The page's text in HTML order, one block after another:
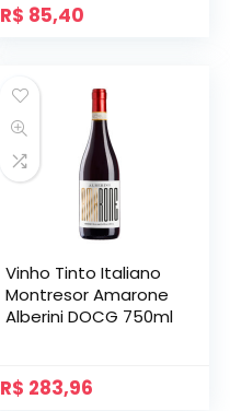
R$ 85,40
Vinho Tinto Italiano
Montresor Amarone
Alberini DOCG 750ml
R$ 283,96